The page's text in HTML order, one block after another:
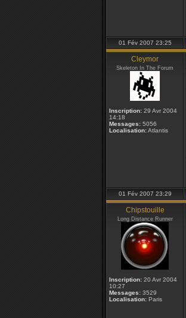
01 Fév 2007 23:25
Cleymor
Skeleton In The Forum
Inscription: 29 Avr 2004
14:18
Messages: 5056
Localisation:Atlantis
01 Fév 2007 23:29
Chipstouille
Long Distance Runner
Inscription: 20 Avr 2004
10:27
Messages: 3529
Localisation: Paris